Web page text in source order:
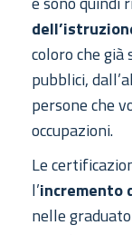
coloro che
pubblici,
persone che
occupazioni.
Le
l’incremento
nelle